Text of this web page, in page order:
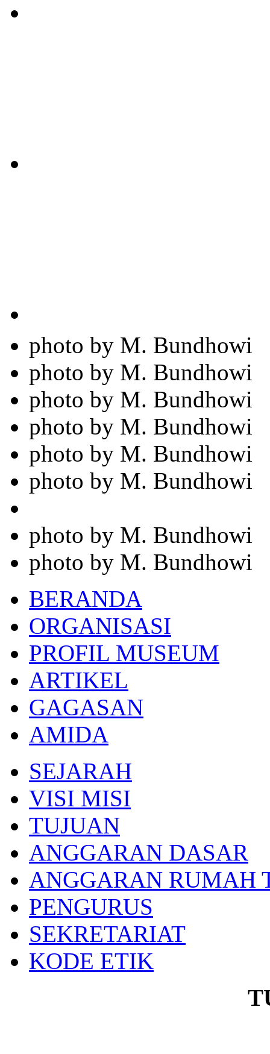
photo by M. Bundhowi
photo by M. Bundhowi
photo by M. Bundhowi
photo by M. Bundhowi
photo by M. Bundhowi
photo by M. Bundhowi
photo by M. Bundhowi
photo by M. Bundhowi
BERANDA
ORGANISASI
PROFIL MUSEUM
ARTIKEL
GAGASAN
AMIDA
SEJARAH
VISI MISI
TUJUAN
ANGGARAN DASAR
ANGGARAN RUMAH
PENGURUS
SEKRETARIAT
KODE ETIK